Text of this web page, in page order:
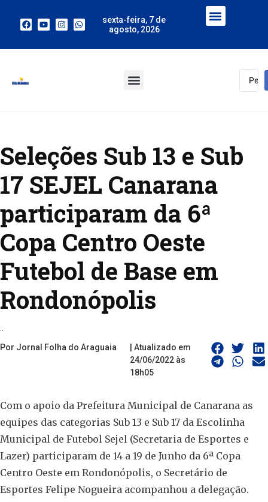
sexta-feira, 7 de
agosto, 2026
Seleções Sub 13 e Sub
17 SEJEL Canarana
participaram da 6ª
Copa Centro Oeste
Futebol de Base em
Rondonópolis
..
Por Jornal Folha do Araguaia
| Atualizado em
24/06/2022 às
18h05
Com o apoio da Prefeitura Municipal de Canarana as
equipes das categorias Sub 13 e Sub 17 da Escolinha
Municipal de Futebol Sejel (Secretaria de Esportes e
Lazer) participaram de 14 a 19 de Junho da 6ª Copa
Centro Oeste em Rondonópolis, o Secretário de
Esportes Felipe Nogueira acompanhou a delegação.